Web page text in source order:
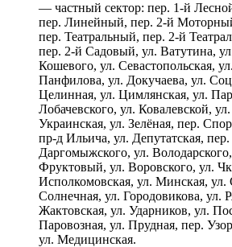
— частный сектор: пер. 1-й
пер. Линейный, пер. 2-й
пер. Театральный, пер. 2-й
пер. 2-й Садовый, ул. Ватутина,
Кошевого, ул. Севастопольская,
Панфилова, ул. Докучаева, ул.
Целинная, ул. Цимлянская, ул.
Лобачевского, ул. Ковалевской,
Украинская, ул. Зелёная, пер.
пр-д Ильича, ул. Депутатская,
Даргомыжского, ул.
Фруктовый, ул. Воровского, ул.
Исполкомовская, ул. Минская, ул.
Солнечная, ул. Городовикова, ул.
Жактовская, ул. Ударников, ул.
Паровозная, ул. Прудная, пер.
ул. Медицинская.